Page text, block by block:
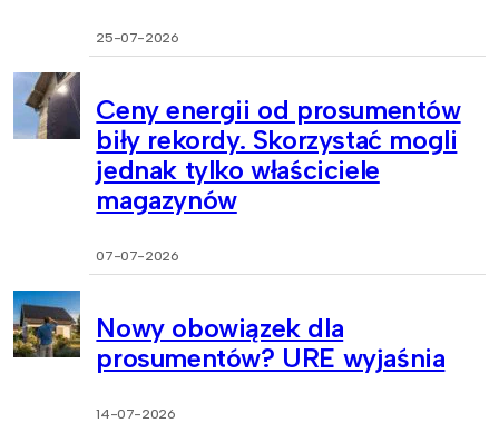
25-07-2026
Ceny energii od prosumentów
biły rekordy. Skorzystać mogli
jednak tylko właściciele
magazynów
07-07-2026
Nowy obowiązek dla
prosumentów? URE wyjaśnia
14-07-2026